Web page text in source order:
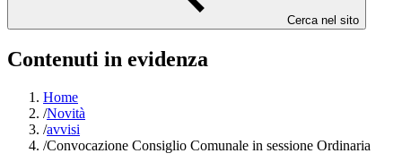
Cerca nel sito
Contenuti in evidenza
Home
/Novità
/avvisi
/Convocazione Consiglio Comunale in sessione Ordinaria